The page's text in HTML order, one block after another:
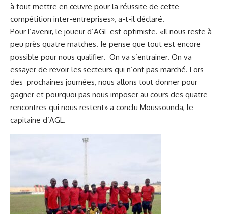
à tout mettre en œuvre pour la réussite de cette
compétition inter-entreprises», a-t-il déclaré.
Pour l’avenir, le joueur d’AGL est optimiste. «Il nous reste à
peu près quatre matches. Je pense que tout est encore
possible pour nous qualifier. On va s’entrainer. On va
essayer de revoir les secteurs qui n’ont pas marché. Lors
des prochaines journées, nous allons tout donner pour
gagner et pourquoi pas nous imposer au cours des quatre
rencontres qui nous restent» a conclu Moussounda, le
capitaine d’AGL.